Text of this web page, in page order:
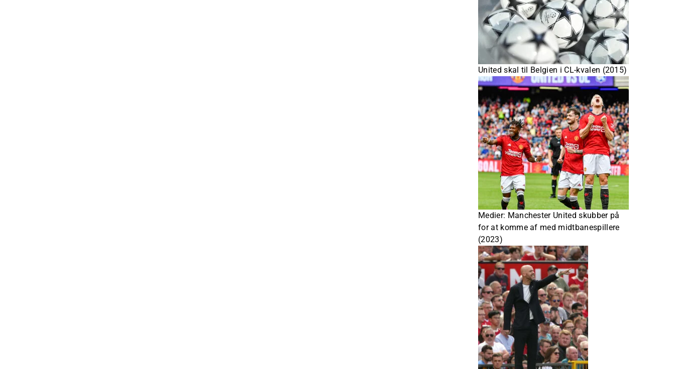
United skal til Belgien i CL-kvalen (2015)
Medier: Manchester United skubber på
for at komme af med midtbanespillere
(2023)